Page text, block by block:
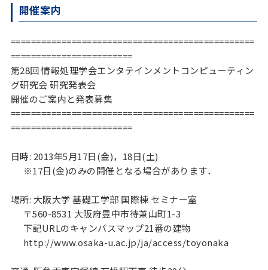
開催案内
================================================
========================
第28回 情報処理学会エンタテインメントコンピューティン
グ研究会 研究発表会
開催のご案内と発表募集
================================================
========================
日時: 2013年5月17日(金)，18日(土)
場所: 大阪大学 基礎工学部 国際棟 セミナー室